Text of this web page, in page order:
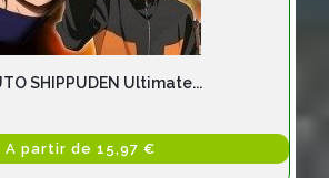
SHIPPUDEN Ultimate...
A partir de 15,97 €